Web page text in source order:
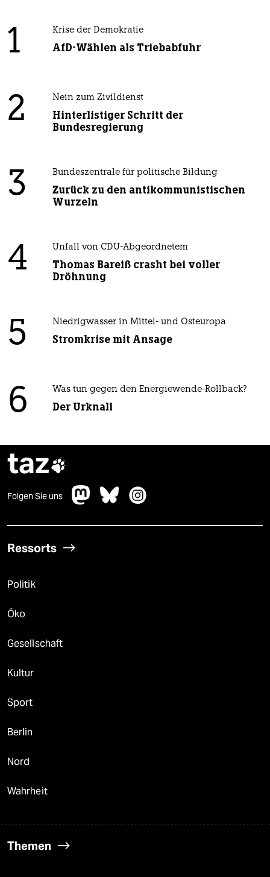
1 Krise der Demokratie
AfD-Wählen als Triebabfuhr
2 Nein zum Zivildienst
Hinterlistiger Schritt der
Bundesregierung
3 Bundeszentrale für politische Bildung
Zurück zu den antikommunistischen
Wurzeln
4 Unfall von CDU-Abgeordnetem
Thomas Bareiß crasht bei voller
Dröhnung
5 Niedrigwasser in Mittel- und Osteuropa
Stromkrise mit Ansage
6 Was tun gegen den Energiewende-Rollback?
Der Urknall
taz
Folgen Sie uns
Ressorts
Politik
Öko
Gesellschaft
Kultur
Sport
Berlin
Nord
Wahrheit
Themen